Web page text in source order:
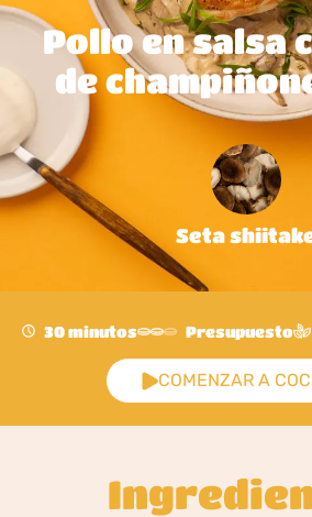
Pollo en salsa
de
Seta
30 minutos Presupuesto
COMENZAR A